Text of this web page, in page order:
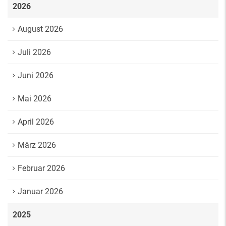
2026
August 2026
Juli 2026
Juni 2026
Mai 2026
April 2026
März 2026
Februar 2026
Januar 2026
2025